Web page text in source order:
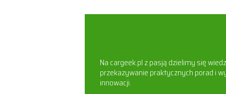
Na cargeek.pl z pasją dzielimy się
przekazywanie praktycznych porad i
innowacji.